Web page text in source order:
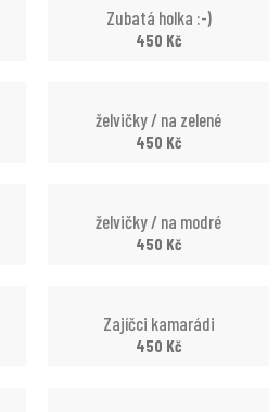
Zubatá holka :-)
450 Kč
želvičky / na zelené
450 Kč
želvičky / na modré
450 Kč
Zajíčci kamarádi
450 Kč